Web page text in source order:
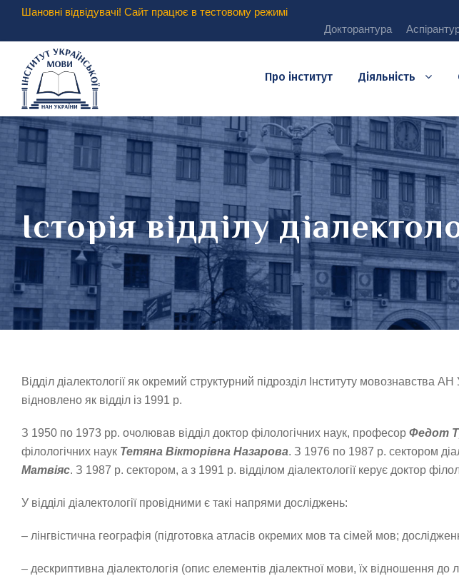
Шановні відвідувачі! Сайт працює в тестовому режимі
Докторантура
Про інститут Діяльність
Історія відділу
Відділ діалектології як окремий структурний підрозділ Інституту
відновлено як відділ із 1991 р.
З 1950 по 1973 рр. очолював відділ доктор філологічних наук, професор Федот
філологічних наук Тетяна Вікторівна Назарова. З 1976 по 1987 р. сектором
Матвіяс. З 1987 р. сектором, а з 1991 р. відділом діалектології керує доктор
У відділі діалектології провідними є такі напрями досліджень:
– лінгвістична географія (підготовка атласів окремих мов та сімей мов;
– дескриптивна діалектологія (опис елементів діалектної мови, їх відношення до